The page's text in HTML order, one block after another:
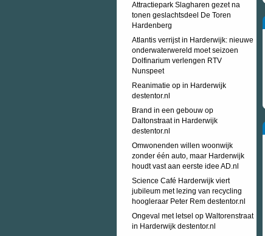
Attractiepark Slagharen gezet na
tonen geslachtsdeel De Toren
Hardenberg
Atlantis verrijst in Harderwijk: nieuwe
onderwaterwereld moet seizoen
Dolfinarium verlengen RTV
Nunspeet
Reanimatie op in Harderwijk
destentor.nl
Brand in een gebouw op
Daltonstraat in Harderwijk
destentor.nl
Omwonenden willen woonwijk
zonder één auto, maar Harderwijk
houdt vast aan eerste idee AD.nl
Science Café Harderwijk viert
jubileum met lezing van recycling
hoogleraar Peter Rem destentor.nl
Ongeval met letsel op Waltorenstraat
in Harderwijk destentor.nl